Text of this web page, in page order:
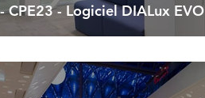
CPE23 - Logiciel DIALux EVO